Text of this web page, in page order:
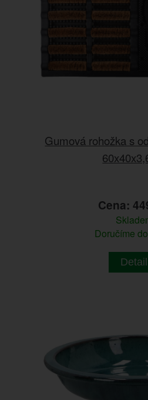
Gumová rohožka s
Cena:
Doručíme
Detail